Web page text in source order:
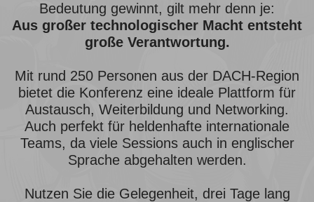
Bedeutung gewinnt, gilt mehr denn je:
Aus großer technologischer Macht entsteht
große Verantwortung.
Mit rund 250 Personen aus der DACH-Region
bietet die Konferenz eine ideale Plattform für
Austausch, Weiterbildung und Networking.
Auch perfekt für heldenhafte internationale
Teams, da viele Sessions auch in englischer
Sprache abgehalten werden.
Nutzen Sie die Gelegenheit, drei Tage lang